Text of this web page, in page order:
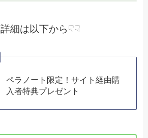
細は以下から☟☟
ペラノート限定！サイト経由購
入者特典プレゼント